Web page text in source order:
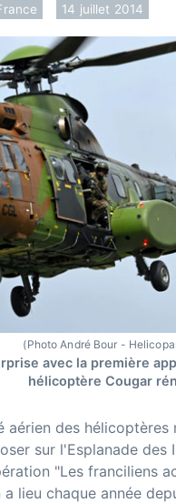
14 juillet 2014
(Photo André Bour -
avec la première
hélicoptère Cougar
aérien des hélicoptères
sur l'Esplanade des
"Les franciliens
lieu chaque année